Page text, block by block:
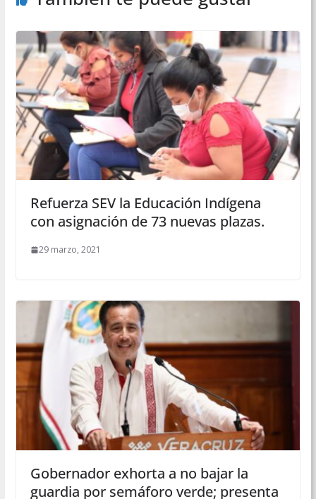
Refuerza SEV la Educación Indígena
con asignación de 73 nuevas plazas.
29 marzo, 2021
Gobernador exhorta a no bajar la
guardia por semáforo verde; presenta